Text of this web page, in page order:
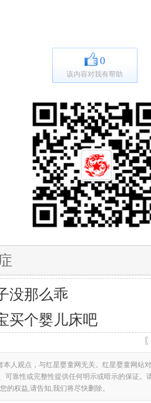
0
该内容对我有帮助
没那么乖
买个婴儿床吧
人观点，与红星婴童网无关。红星婴童网站
可靠性或完整性提供任何明示或暗示的保证。
的权益,请告知,我们将尽快删除。